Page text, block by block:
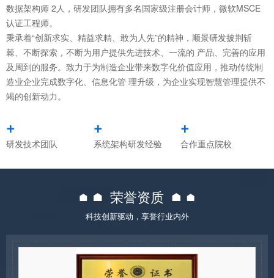
数据架构师 2人，研发团队拥有多名国家级注册会计师，微软MSCE
认证工程师。
秉承着“创新求实、精益求精、敢为人先”的精神，顺景研发披荆斩
棘、不断探索，不断为用户提供先进技术、一流的 产品、完善的应用
及周到的服务。致力于为制造企业带来数字化价值应用，推动传统制
造业企业完成数字化、信息化管 理升级，为企业实现智慧管理提供不
竭的创新动力。
+
研发技术团队
+
系统架构研发经验
+
合作重点院校
荣誉资质
科技创新驱动，享誉行业内外